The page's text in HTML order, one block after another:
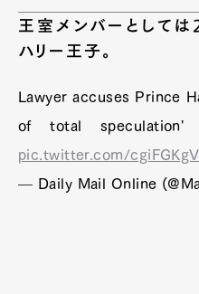
王室メンバーとしては
ハリー王子。
Lawyer accuses Prince
of total speculation'
pic.twitter.com/
— Daily Mail Online